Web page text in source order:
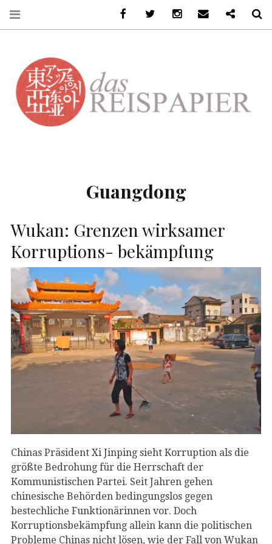
Guangdong
Wukan: Grenzen wirksamer
Korruptions- bekämpfung
Chinas Präsident Xi Jinping sieht Korruption als die
größte Bedrohung für die Herrschaft der
Kommunistischen Partei. Seit Jahren gehen
chinesische Behörden bedingungslos gegen
bestechliche Funktionärinnen vor. Doch
Korruptionsbekämpfung allein kann die politischen
Probleme Chinas nicht lösen, wie der Fall von Wukan
FacebookTwitter InstagramEmail Ko-Fi